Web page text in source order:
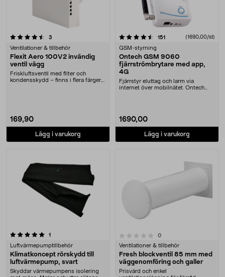
3
Ventilationer & tillbehör
Flexit Aero 100V2 invändig
ventil vägg
Friskluftsventil med filter och
kondensskydd – finns i flera färger.
169,90
Lägg i varukorg
4.5 av 5 stjärnor 151 recensioner(1690,00/st)
GSM-styrning
Ontech GSM 9060
fjärrströmbrytare med app,
4G
Fjärrstyr eluttag och larm via
internet över mobilnätet. Ontech
1690,00
Lägg i varukorg
1
Luftvärmepumptillbehör
Klimatkoncept rörskydd till
luftvärmepump, svart
Skyddar värmepumpens isolering
0.0 av 5 stjärnor 0recensioner
Ventilationer & tillbehör
Fresh blockventil 85 mm med
väggenomföring och galler
Prisvärd och enkel